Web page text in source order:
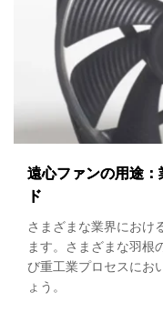
to
Filters,
Guards
&
Selection
遠心ファンの用途
ド
さまざまな業界におけ
ます。さまざまな羽根
び重工業プロセスにお
ょう。